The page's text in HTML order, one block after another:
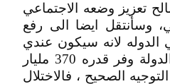
تعزيز وضعه الاجتماعي
وسأنتقل ايضا الى رفع
الدوله لانه سيكون عندي
وفر ، وسنوفر لخزينة الدولة وفر قدره 370 مليار
الصحيح ، فالاختلال